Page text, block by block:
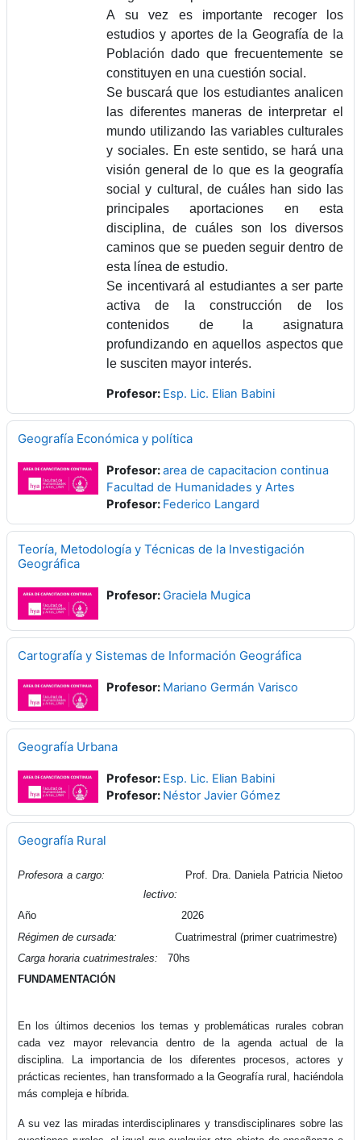
A su vez es importante recoger los
estudios y aportes de la Geografía de la
Población dado que frecuentemente se
constituyen en una cuestión social.
Se buscará que los estudiantes analicen
las diferentes maneras de interpretar el
mundo utilizando las variables culturales
y sociales. En este sentido, se hará una
visión general de lo que es la geografía
social y cultural, de cuáles han sido las
principales aportaciones en esta
disciplina, de cuáles son los diversos
caminos que se pueden seguir dentro de
esta línea de estudio.
Se incentivará al estudiantes a ser parte
activa de la construcción de los
contenidos de la asignatura
profundizando en aquellos aspectos que
le susciten mayor interés.
Profesor: Esp. Lic. Elian Babini
Geografía Económica y política
Profesor:area de capacitacion continua
Facultad de Humanidades y Artes
Profesor: Federico Langard
Teoría, Metodología y Técnicas de la Investigación
Geográfica
Profesor:Graciela Mugica
Cartografía y Sistemas de Información Geográfica
Profesor: Mariano Germán Varisco
Geografía Urbana
Profesor: Esp. Lic. Elian Babini
Profesor: Néstor Javier Gómez
Geografía Rural
Profesora a cargo: Prof. Dra. Daniela Patricia Nietoo
lectivo:
Año 2026
Régimen de cursada:
Cuatrimestral (primer cuatrimestre)
Carga horaria cuatrimestrales:
70hs
FUNDAMENTACIÓN
En los últimos decenios los temas y problemáticas rurales cobran
cada vez mayor relevancia dentro de la agenda actual de la
disciplina. La importancia de los diferentes procesos, actores y
prácticas recientes, han transformado a la Geografía rural, haciéndola
más compleja e híbrida.
A su vez las miradas interdisciplinares y transdisciplinares sobre las